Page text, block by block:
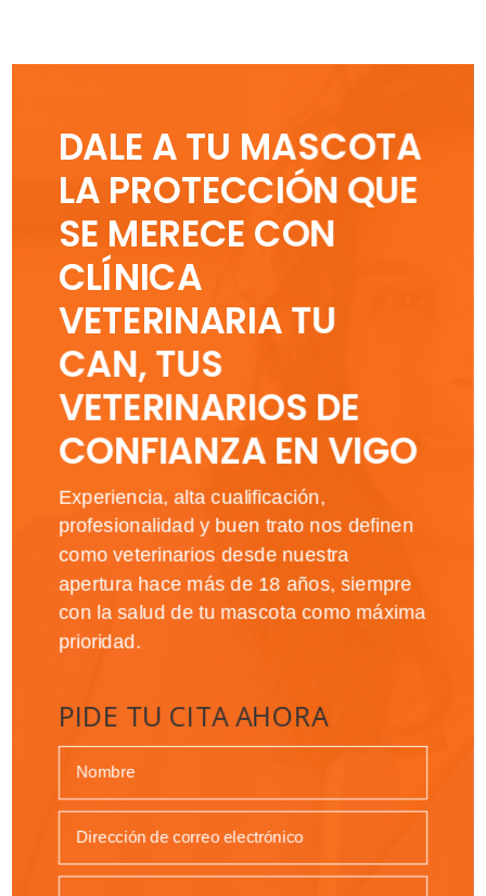
DALE A TU MASCOTA
LA PROTECCIÓN QUE
SE MERECE CON
CLÍNICA
VETERINARIA TU
CAN, TUS
VETERINARIOS DE
CONFIANZA EN VIGO
Experiencia, alta cualificación,
profesionalidad y buen trato nos definen
como veterinarios desde nuestra
apertura hace más de 18 años, siempre
con la salud de tu mascota como máxima
prioridad.
PIDE TU CITA AHORA